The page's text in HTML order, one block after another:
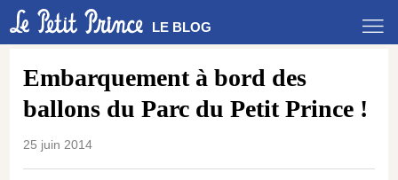
LE BLOG
Embarquement à bord des
ballons du Parc du Petit Prince !
25 juin 2014